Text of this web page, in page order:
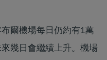
爾機場每日仍約有1萬
幾日會繼續上升。機場